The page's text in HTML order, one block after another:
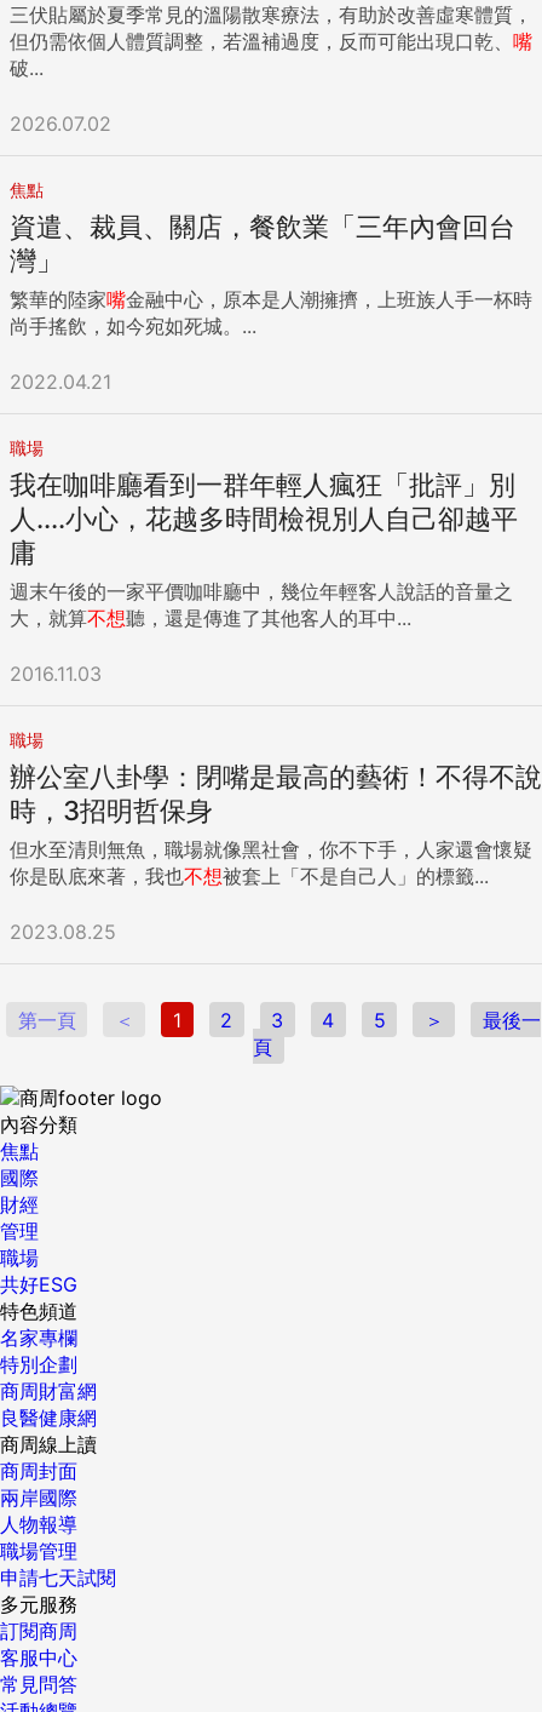
三伏貼屬於夏季常見的溫陽散寒療法，有助於改善虛寒體質，
但仍需依個人體質調整，若溫補過度，反而可能出現口乾、 嘴
破...
2026.07.02
焦點
資遣、裁員、關店，餐飲業「三年內會回台
灣」
繁華的陸家嘴金融中心，原本是人潮擁擠，上班族人手一杯時
尚手搖飲，如今宛如死城。...
2022.04.21
職場
我在咖啡廳看到一群年輕人瘋狂「批評」別
人....小心，花越多時間檢視別人自己卻越平
庸
週末午後的一家平價咖啡廳中，幾位年輕客人說話的音量之
大，就算不想聽，還是傳進了其他客人的耳中...
2016.11.03
職場
辦公室八卦學：閉嘴是最高的藝術！不得不說
時，3招明哲保身
但水至清則無魚，職場就像黑社會，你不下手，人家還會懷疑
你是臥底來著，我也不想被套上「不是自己人」的標籤...
2023.08.25
第一頁 ＜ 1 2 3 4 5 ＞
最後一
頁
內容分類
焦點
國際
財經
管理
職場
共好ESG
特色頻道
名家專欄
特別企劃
商周財富網
良醫健康網
商周線上讀
商周封面
兩岸國際
人物報導
職場管理
申請七天試閱
多元服務
訂閱商周
客服中心
常見問答